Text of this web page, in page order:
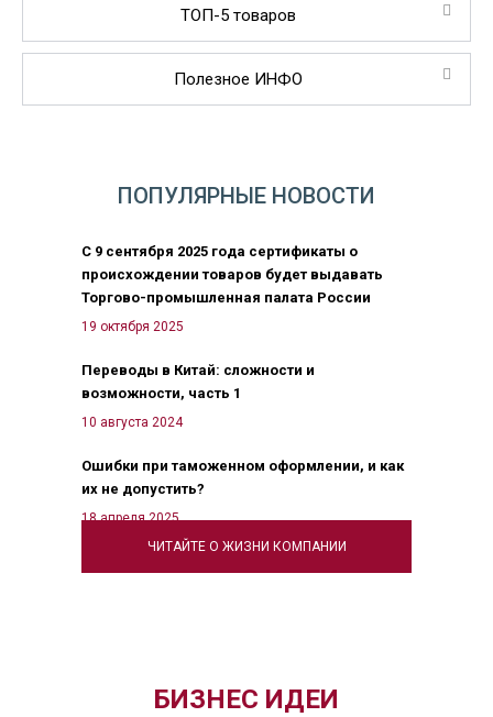
ТОП-5 товаров
Полезное ИНФО
ЧИТАЙТЕ О ЖИЗНИ КОМПАНИИ
ПОПУЛЯРНЫЕ НОВОСТИ
С 9 сентября 2025 года сертификаты о
происхождении товаров будет выдавать
Торгово-промышленная палата России
19 октября 2025
Переводы в Китай: сложности и
возможности, часть 1
10 августа 2024
Ошибки при таможенном оформлении, и как
их не допустить?
18 апреля 2025
БИЗНЕС ИДЕИ